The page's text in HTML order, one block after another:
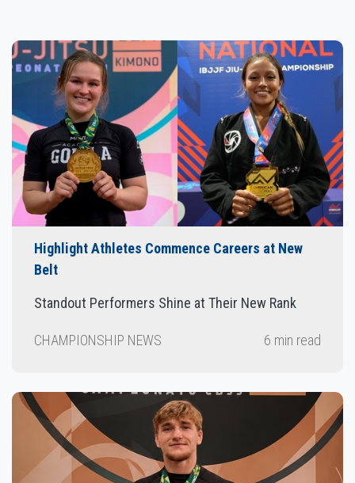
Highlight Athletes Commence Careers at New
Belt
Standout Performers Shine at Their New Rank
CHAMPIONSHIP NEWS 6 min read